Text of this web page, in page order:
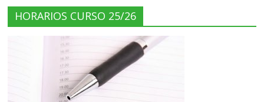
HORARIOS CURSO 25/26